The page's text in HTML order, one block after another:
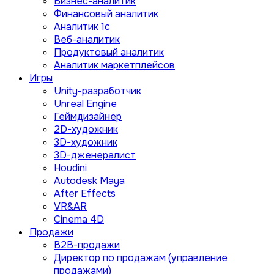
Финансовый аналитик
Aналитик 1с
Веб-аналитик
Продуктовый аналитик
Аналитик маркетплейсов
Игры
Unity-разработчик
Unreal Engine
Геймдизайнер
2D-художник
3D-художник
3D-дженералист
Houdini
Autodesk Maya
After Effects
VR&AR
Cinema 4D
Продажи
B2B-продажи
Директор по продажам (управление
продажами)